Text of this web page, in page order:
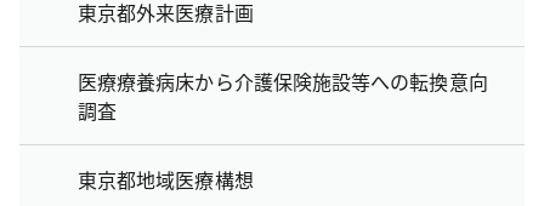
東京都外来医療計画
医療療養病床から介護保険施設等への転換意向
調査
東京都地域医療構想